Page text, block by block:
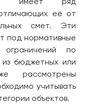
её от
смет. Эти
под нормативные
по
бюджетных или
рассмотрены
учитывать
объектов.